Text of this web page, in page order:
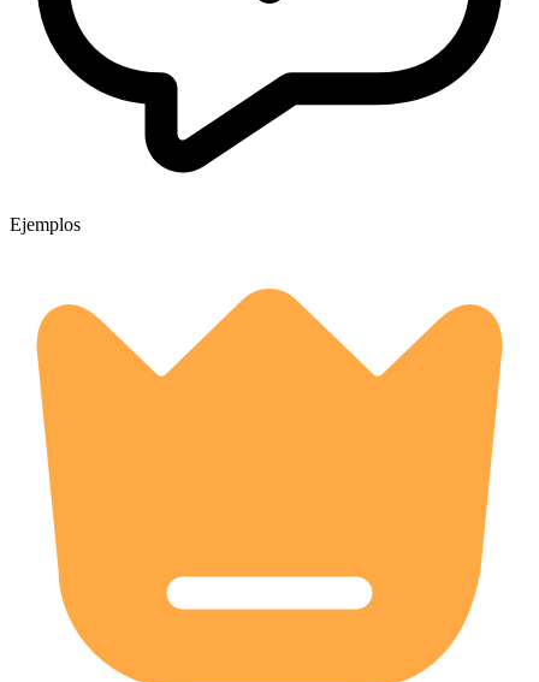
Ejemplos